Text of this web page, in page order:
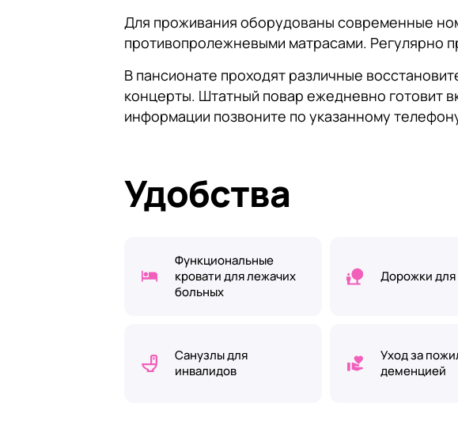
Для проживания оборудованы современные
противопролежневыми матрасами. Регулярно
В пансионате проходят различные
концерты. Штатный повар ежедневно готовит
информации позвоните по указанному
Удобства
Функциональные
кровати для лежачих
больных
Дорожки для
Санузлы для
инвалидов
Уход за
деменцией